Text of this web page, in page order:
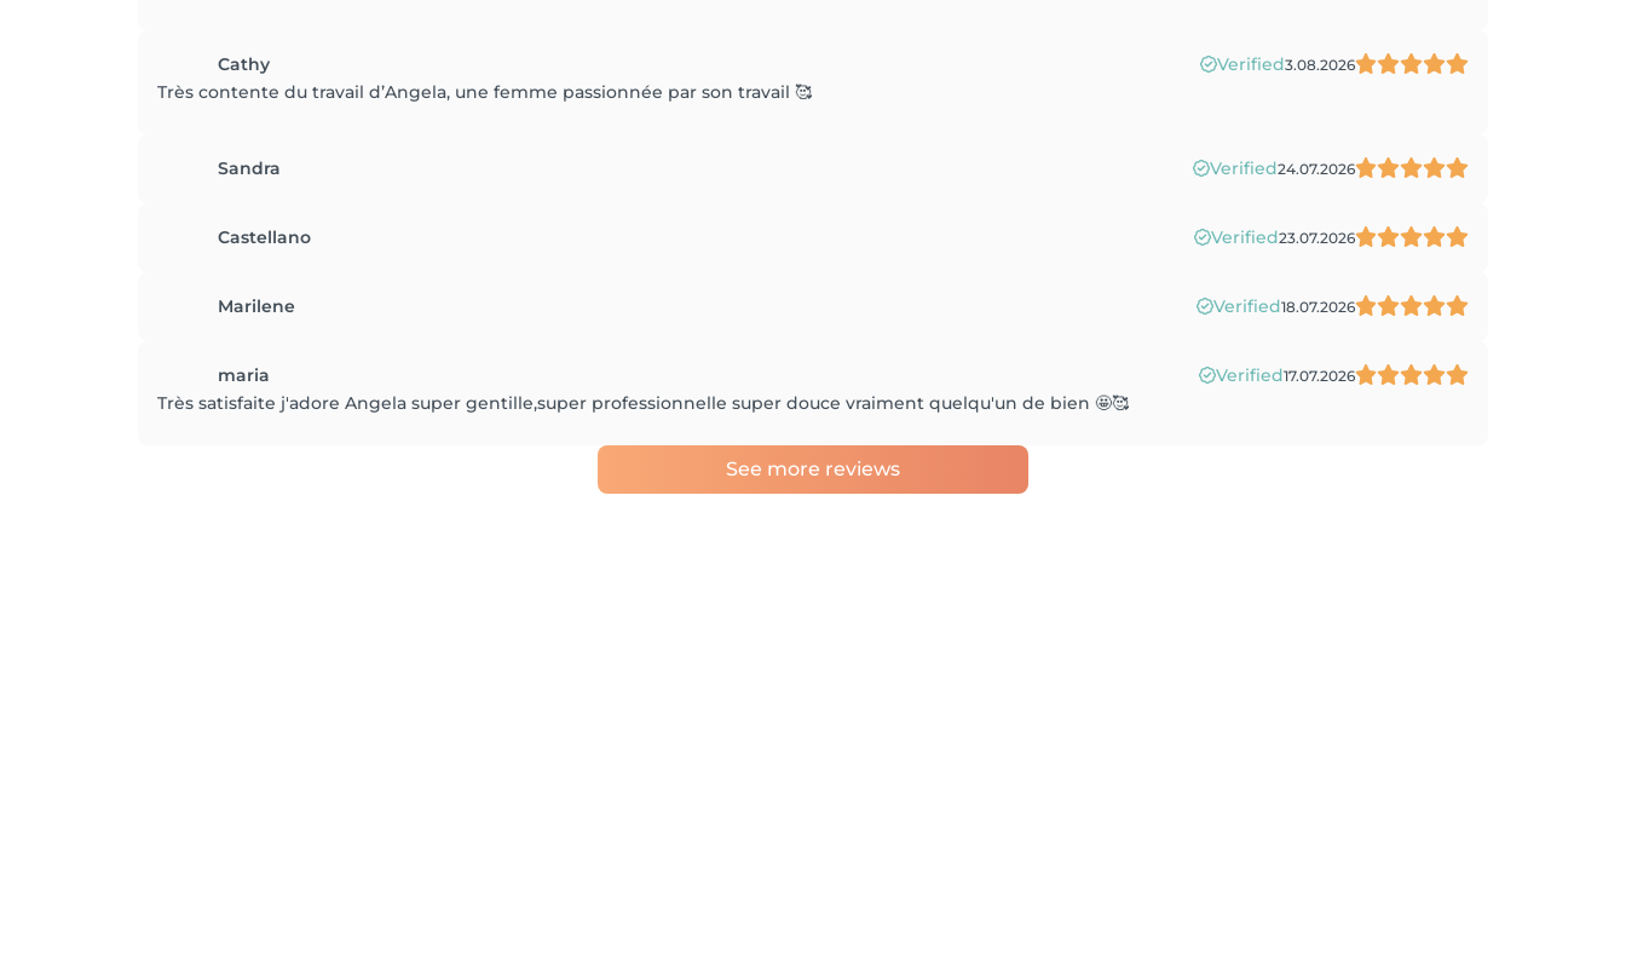
Cathy Verified3.08.2026
Très contente du travail d’Angela, une femme passionnée par son travail 🥰
Sandra Verified24.07.2026
Castellano Verified23.07.2026
Marilene Verified18.07.2026
maria Verified17.07.2026
Très satisfaite j'adore Angela super gentille,super professionnelle super douce vraiment quelqu'un de bien 🤩🥰
See more reviews